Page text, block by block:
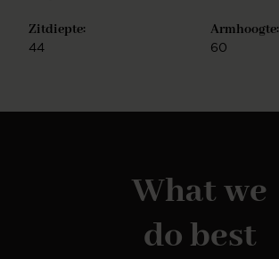
Zitdiepte:
44
Armhoogte:
60
What we
do best